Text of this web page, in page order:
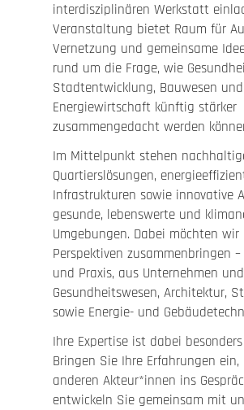
interdisziplinären Werkstatt
Veranstaltung bietet Raum für
Vernetzung und gemeinsame
rund um die Frage, wie
Stadtentwicklung, Bauwesen und
Energiewirtschaft künftig stärker
zusammengedacht werden
Im Mittelpunkt stehen
Quartierslösungen,
Infrastrukturen sowie innovative
gesunde, lebenswerte und
Umgebungen. Dabei möchten
Perspektiven zusammenbringen
und Praxis, aus Unternehmen
Gesundheitswesen, Architektur,
sowie Energie- und
Ihre Expertise ist dabei
Bringen Sie Ihre Erfahrungen
anderen Akteur*innen ins
entwickeln Sie gemeinsam mit